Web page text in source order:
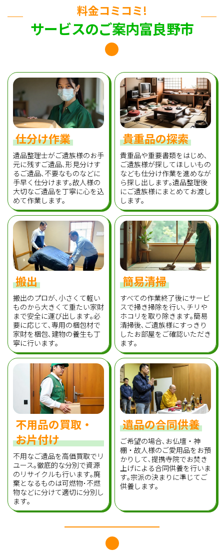
料金コミコミ!
サービスのご案内富良野市
仕分け作業
遺品整理士がご遺族様のお手
元に残すご遺品､形見分けす
るご遺品､不要なものなどに
手早く仕分けます｡故人様の
大切なご遺品を丁寧に心を込
めて作業します｡
貴重品の探索
貴重品や重要書類をはじめ､
ご遺族様が探してほしいもの
なども仕分け作業を進めなが
ら探し出します｡遺品整理後
にご遺族様にまとめてお渡し
します｡
搬出
搬出のプロが､小さくて軽い
ものから大きくて重たい家財
まで安全に運び出します｡必
要に応じて､専用の梱包材で
家財を梱包､建物の養生も丁
寧に行います｡
簡易清掃
すべての作業終了後にサービ
スで掃き掃除を行い､チリや
ホコリを取り除きます｡簡易
清掃後､ご遺族様にすっきり
したお部屋をご確認いただき
ます｡
不用品の買取・
お片付け
不用なご遺品を高価買取でリ
ユース｡徹底的な分別で資源
のリサイクルも行います｡廃
棄となるものは可燃物･不燃
物などに分けて適切に分別し
ます｡
遺品の合同供養
ご希望の場合､お仏壇・神
棚・故人様のご愛用品をお預
かりして､提携寺院でお焚き
上げによる合同供養を行いま
す｡宗派の決まりに準じてご
供養します｡